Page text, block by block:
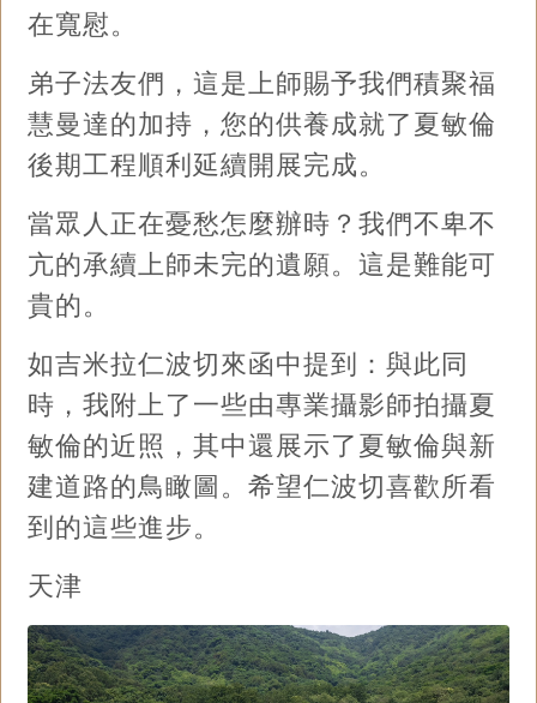
在寬慰。
弟子法友們，這是上師賜予我們積聚福
慧曼達的加持，您的供養成就了夏敏倫
後期工程順利延續開展完成。
當眾人正在憂愁怎麼辦時？我們不卑不
亢的承續上師未完的遺願。這是難能可
貴的。
如吉米拉仁波切來函中提到：與此同
時，我附上了一些由專業攝影師拍攝夏
敏倫的近照，其中還展示了夏敏倫與新
建道路的鳥瞰圖。希望仁波切喜歡所看
到的這些進步。
天津